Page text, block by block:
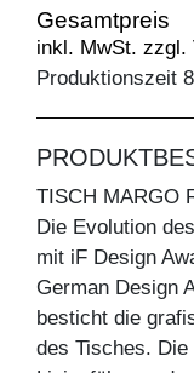
Gesamtpreis
inkl. MwSt. zzgl.
Produktionszeit
TISCH MARGO
Die Evolution
mit iF Design
German Design
besticht die
des Tisches.